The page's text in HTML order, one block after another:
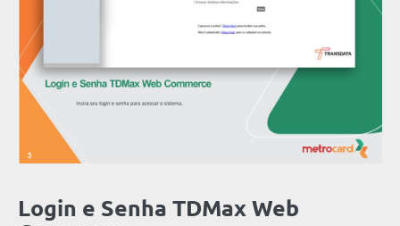
Login e Senha TDMax Web